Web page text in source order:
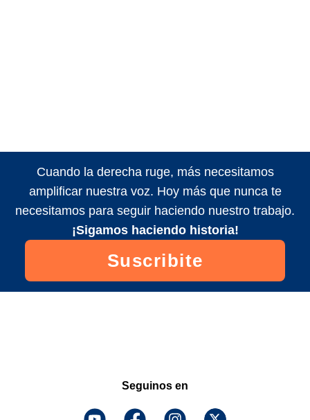
Cuando la derecha ruge, más necesitamos
amplificar nuestra voz. Hoy más que nunca te
necesitamos para seguir haciendo nuestro trabajo.
¡Sigamos haciendo historia!
Suscribite
Seguinos en